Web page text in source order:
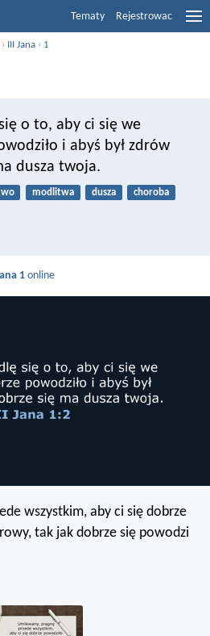
Tematy Rejestrowac
› III Jana › 1
o to, aby ci się we
i abyś był zdrów
dusza twoja.
modlitwa dusza
choroba
1online
wszystkim, aby ci się dobrze
tak jak dobrze się powodzi